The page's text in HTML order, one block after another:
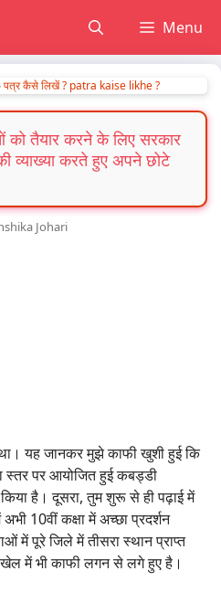
Menu
पत्र कैसे लिखें ? patra kaise likhe ?
तैयार करने के लिए सरकार
व्याख्या करते हुए अपने छोटे
Johari
यह जानकर मुझे काफी खुशी हुई कि
पर आयोजित हुई कबड्डी
किया है। दूसरा, तुम शुरू से ही पढ़ाई में
10वीं कक्षा में अच्छा प्रदर्शन
में पूरे जिले में तीसरा स्थान प्राप्त
में भी काफी लगन से लगे हुए है।